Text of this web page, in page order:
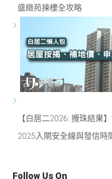
盛緻苑揀樓全攻略
【白居二2026: 攪珠結果
2025入閘安全線與發信時
Follow Us On